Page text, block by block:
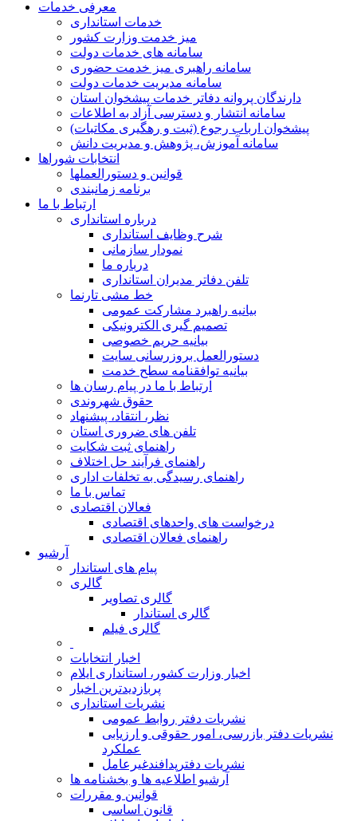
معرفی خدمات
خدمات استانداری
میز خدمت وزارت کشور
سامانه های خدمات دولت
سامانه راهبری میز خدمت حضوری
سامانه مدیریت خدمات دولت
دارندگان پروانه دفاتر خدمات پیشخوان استان
سامانه انتشار و دسترسی آزاد به اطلاعات
پیشخوان ارباب رجوع (ثبت و رهگیری مکاتبات)
سامانه آموزش، پژوهش و مدیریت دانش
انتخابات شوراها
قوانین و دستورالعملها
برنامه زمانبندی
ارتباط با ما
درباره استانداری
شرح وظایف استانداری
نمودار سازمانی
درباره ما
تلفن دفاتر مدیران استانداری
خط مشی تارنما
بیانیه راهبرد مشارکت عمومی
تصمیم گیری الکترونیکی
بیانیه حریم خصوصی
دستورالعمل بروزرسانی سایت
بیانیه توافقنامه سطح خدمت
ارتباط با ما در پیام رسان ها
حقوق شهروندی
نظر، انتقاد، پیشنهاد
تلفن های ضروری استان
راهنمای ثبت شکایت
راهنمای فرآیند حل اختلاف
راهنمای رسیدگی به تخلفات اداری
تماس با ما
فعالان اقتصادی
درخواست های واحدهای اقتصادی
راهنمای فعالان اقتصادی
آرشیو
پیام های استاندار
گالری
گالری تصاویر
گالری استاندار
گالری فیلم
اخبار انتخابات
اخبار وزارت کشور، استانداری ایلام
پربازدیدترین اخبار
نشریات استانداری
نشریات دفتر روابط عمومی
نشريات دفتر بازرسی، امور حقوقی و ارزيابی
عملکرد
نشريات دفترپدافندغيرعامل
آرشیو اطلاعیه ها و بخشنامه ها
قوانین و مقررات
قانون اساسی